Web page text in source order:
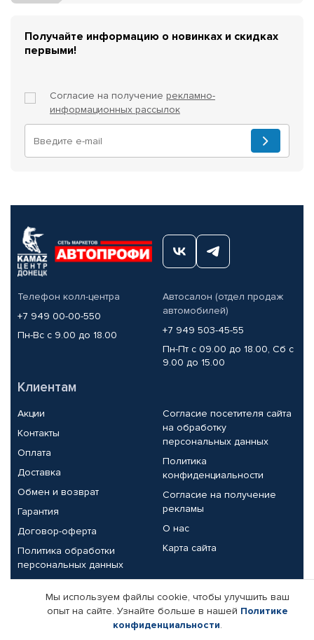
Получайте информацию о новинках и скидках
первыми!
Согласие на получение рекламно-
информационных рассылок
Телефон колл-центра
+7 949 00-00-550
Пн-Вс с 9.00 до 18.00
Автосалон (отдел продаж
автомобилей)
+7 949 503-45-55
Пн-Пт с 09.00 до 18.00, Сб с
9.00 до 15.00
Клиентам
Акции
Контакты
Оплата
Доставка
Обмен и возврат
Гарантия
Договор-оферта
Политика обработки
персональных данных
Согласие посетителя сайта
на обработку
персональных данных
Политика
конфиденциальности
Согласие на получение
рекламы
О нас
Карта сайта
Партнерам
Корпоративным клиентам
Реквизиты компании
Мы используем файлы cookie, чтобы улучшить ваш
опыт на сайте. Узнайте больше в нашей Политике
конфиденциальности.